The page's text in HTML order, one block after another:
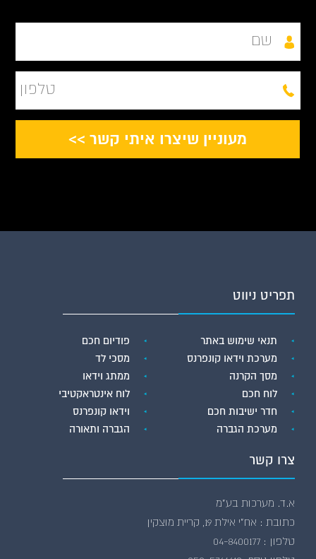
תפריט ניווט
תנאי שימוש באתר
פודיום חכם
מערכת וידאו קונפרנס
מסכי לד
מסך הקרנה
ממתג וידאו
לוח חכם
לוח אינטראקטיבי
חדר ישיבות חכם
וידאו קונפרנס
מערכת הגברה
הגברה ותאורה
צרו קשר
א.ד. מערכות בע”מ
כתובת : אח"י אילת 19, קריית מוצקין
טלפון : 04-8400177